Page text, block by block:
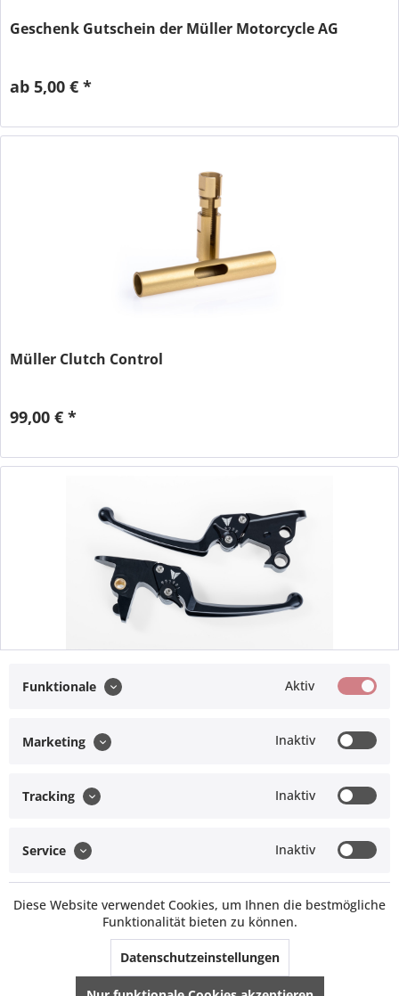
Geschenk Gutschein der Müller Motorcycle AG
ab 5,00 € *
Müller Clutch Control
99,00 € *
Verstellbarerer Kupplungs- und Bremshebel
349,00 € *
Informationen
Müller Technik
Offroad Monkeys
Funktionale Aktiv
Marketing Inaktiv
Tracking Inaktiv
Service Inaktiv
Diese Website verwendet Cookies, um Ihnen die bestmögliche
Funktionalität bieten zu können.
Datenschutzeinstellungen